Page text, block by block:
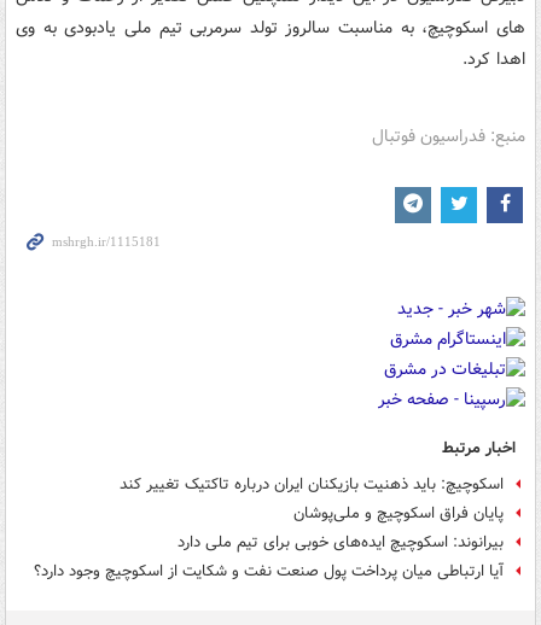
های اسکوچیچ، به مناسبت سالروز تولد سرمربی تیم ملی یادبودی به وی
اهدا کرد.
منبع: فدراسیون فوتبال
اخبار مرتبط
اسکوچیچ: باید ذهنیت بازیکنان ایران درباره تاکتیک تغییر کند
پایان فراق اسکوچیچ و ملی‌پوشان
بیرانوند: اسکوچیچ ایده‌های خوبی برای تیم ملی دارد
آیا ارتباطی میان پرداخت پول صنعت نفت و شکایت از اسکوچیچ وجود دارد؟